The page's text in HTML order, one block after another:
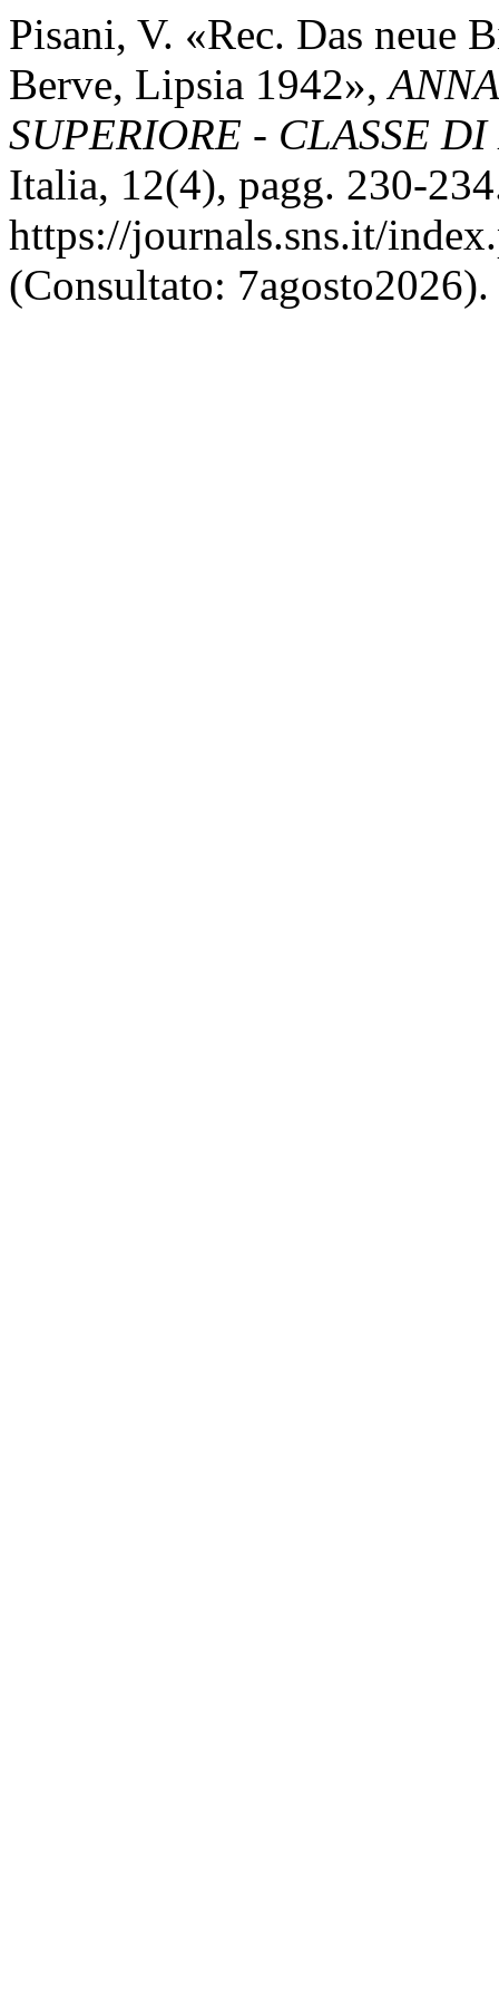
Pisani, V. «Rec. Das neue
Berve, Lipsia 1942»,
SUPERIORE - CLASSE
Italia, 12(4), pagg. 230-
https://journals.sns.it/
(Consultato: 7agosto2026).